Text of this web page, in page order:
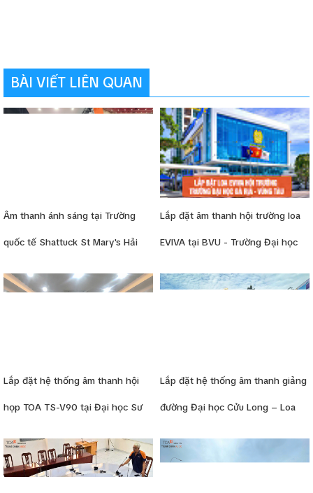
BÀI VIẾT LIÊN QUAN
Âm thanh ánh sáng tại Trường
quốc tế Shattuck St Mary's Hải
Lắp đặt âm thanh hội trường loa
EVIVA tại BVU - Trường Đại học
Lắp đặt hệ thống âm thanh hội
họp TOA TS-V90 tại Đại học Sư
Lắp đặt hệ thống âm thanh giảng
đường Đại học Cửu Long – Loa
Dynacord